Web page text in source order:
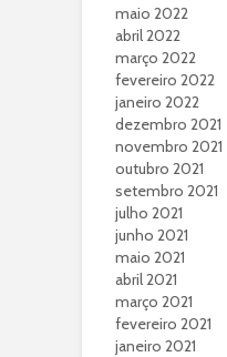
maio 2022
abril 2022
março 2022
fevereiro 2022
janeiro 2022
dezembro 2021
novembro 2021
outubro 2021
setembro 2021
julho 2021
junho 2021
maio 2021
abril 2021
março 2021
fevereiro 2021
janeiro 2021